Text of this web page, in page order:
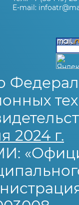
E-mail:
2024 г.